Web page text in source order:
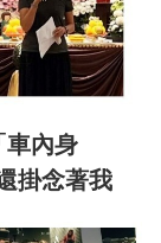
車內身
掛念著我